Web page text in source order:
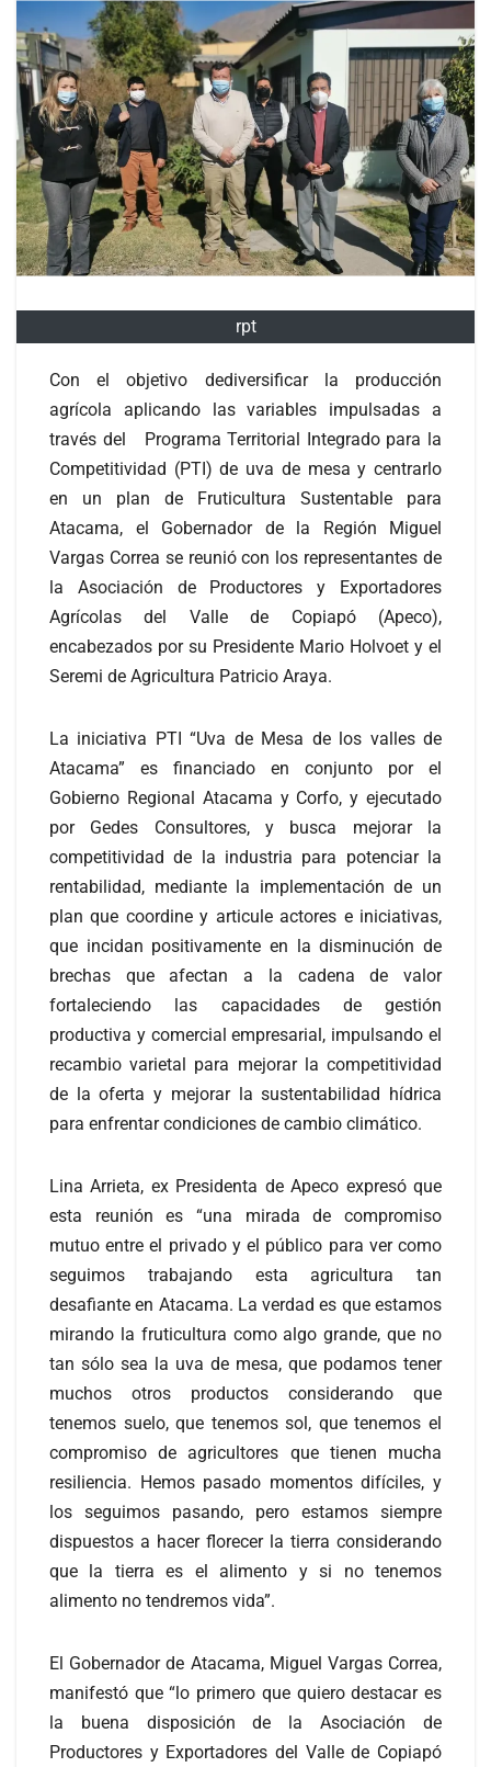
rpt
Con el objetivo dediversificar la producción
agrícola aplicando las variables impulsadas a
través del Programa Territorial Integrado para la
Competitividad (PTI) de uva de mesa y centrarlo
en un plan de Fruticultura Sustentable para
Atacama, el Gobernador de la Región Miguel
Vargas Correa se reunió con los representantes de
la Asociación de Productores y Exportadores
Agrícolas del Valle de Copiapó (Apeco),
encabezados por su Presidente Mario Holvoet y el
Seremi de Agricultura Patricio Araya.
La iniciativa PTI “Uva de Mesa de los valles de
Atacama” es financiado en conjunto por el
Gobierno Regional Atacama y Corfo, y ejecutado
por Gedes Consultores, y busca mejorar la
competitividad de la industria para potenciar la
rentabilidad, mediante la implementación de un
plan que coordine y articule actores e iniciativas,
que incidan positivamente en la disminución de
brechas que afectan a la cadena de valor
fortaleciendo las capacidades de gestión
productiva y comercial empresarial, impulsando el
recambio varietal para mejorar la competitividad
de la oferta y mejorar la sustentabilidad hídrica
para enfrentar condiciones de cambio climático.
Lina Arrieta, ex Presidenta de Apeco expresó que
esta reunión es “una mirada de compromiso
mutuo entre el privado y el público para ver como
seguimos trabajando esta agricultura tan
desafiante en Atacama. La verdad es que estamos
mirando la fruticultura como algo grande, que no
tan sólo sea la uva de mesa, que podamos tener
muchos otros productos considerando que
tenemos suelo, que tenemos sol, que tenemos el
compromiso de agricultores que tienen mucha
resiliencia. Hemos pasado momentos difíciles, y
los seguimos pasando, pero estamos siempre
dispuestos a hacer florecer la tierra considerando
que la tierra es el alimento y si no tenemos
alimento no tendremos vida”.
El Gobernador de Atacama, Miguel Vargas Correa,
manifestó que “lo primero que quiero destacar es
la buena disposición de la Asociación de
Productores y Exportadores del Valle de Copiapó